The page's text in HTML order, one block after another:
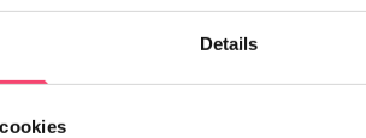
Details